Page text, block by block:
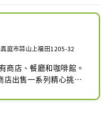
庭市蒜山上福田1205-32
商店、餐廳和咖啡館。
店出售一系列精心挑選
廳提供大量當地食材製